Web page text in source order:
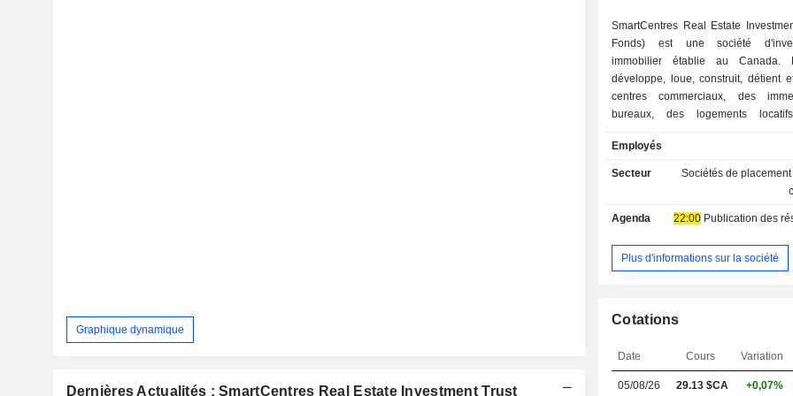
Graphique dynamique
Dernières Actualités : SmartCentres Real Estate Investment Trust
SmartCentres Real Estate
Fonds) est une société
immobilier établie au Canada.
développe, loue, construit, détient
centres commerciaux, des
bureaux, des logements
développe également des
maisons en rangée et des
stockage dans tout le pays. Le
immobiliers stratégiquement situés
en location figurent notamment
Aurora South, Alliston, Barrie
Partnership, Smart Limited
Partnership IV, Smart Oshawa
Partnership, Smart Oshawa
Employés
Secteur
Sociétés de
Agenda 22:00Publication des résultats
Plus d'informations sur la société
Cotations
Date Cours Variation
05/08/26 29.13 $CA +0,07%